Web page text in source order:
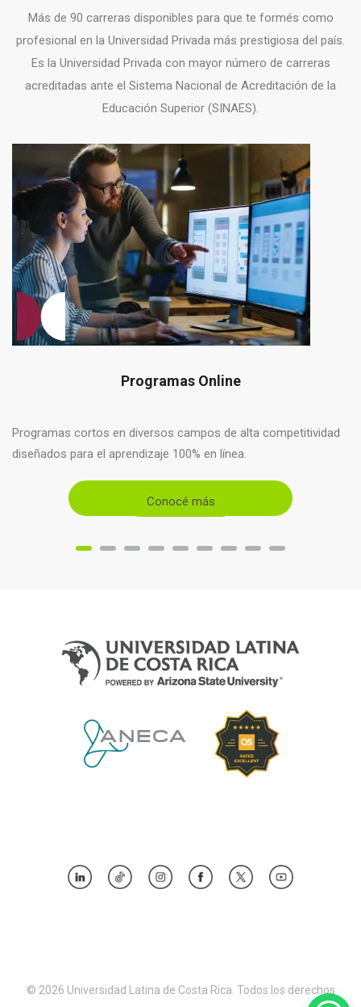
Más de 90 carreras disponibles para que te formés como
profesional en la Universidad Privada más prestigiosa del país.
Es la Universidad Privada con mayor número de carreras
acreditadas ante el Sistema Nacional de Acreditación de la
Educación Superior (SINAES).
Programas Online
Programas cortos en diversos campos de alta competitividad
diseñados para el aprendizaje 100% en línea.
Conocé más
© 2026 Universidad Latina de Costa Rica. Todos los derechos